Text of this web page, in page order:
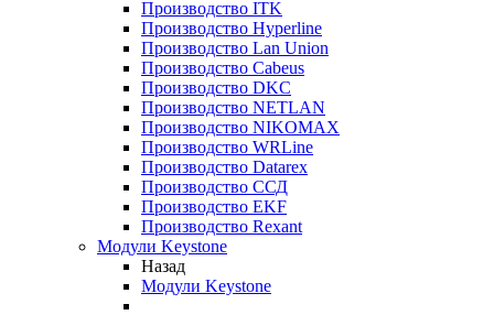
Производство ITK
Производство Hyperline
Производство Lan Union
Производство Cabeus
Производство DKC
Производство NETLAN
Производство NIKOMAX
Производство WRLine
Производство Datarex
Производство ССД
Производство EKF
Производство Rexant
Модули Keystone
Назад
Модули Keystone